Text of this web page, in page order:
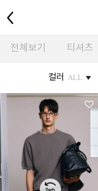
전체보기 티셔츠
컬러 ALL